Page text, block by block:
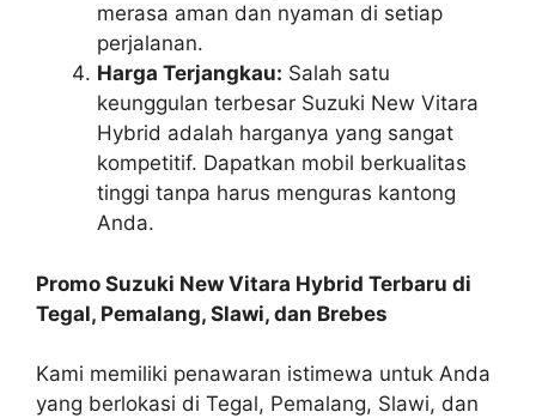
merasa aman dan nyaman di setiap
perjalanan.
Harga Terjangkau: Salah satu
keunggulan terbesar Suzuki New Vitara
Hybrid adalah harganya yang sangat
kompetitif. Dapatkan mobil berkualitas
tinggi tanpa harus menguras kantong
Anda.
Promo Suzuki New Vitara Hybrid Terbaru di
Tegal, Pemalang, Slawi, dan Brebes
Kami memiliki penawaran istimewa untuk Anda
yang berlokasi di Tegal, Pemalang, Slawi, dan